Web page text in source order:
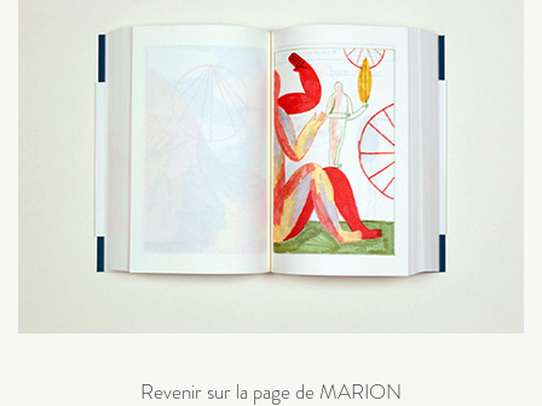
Revenir sur la page de MARION